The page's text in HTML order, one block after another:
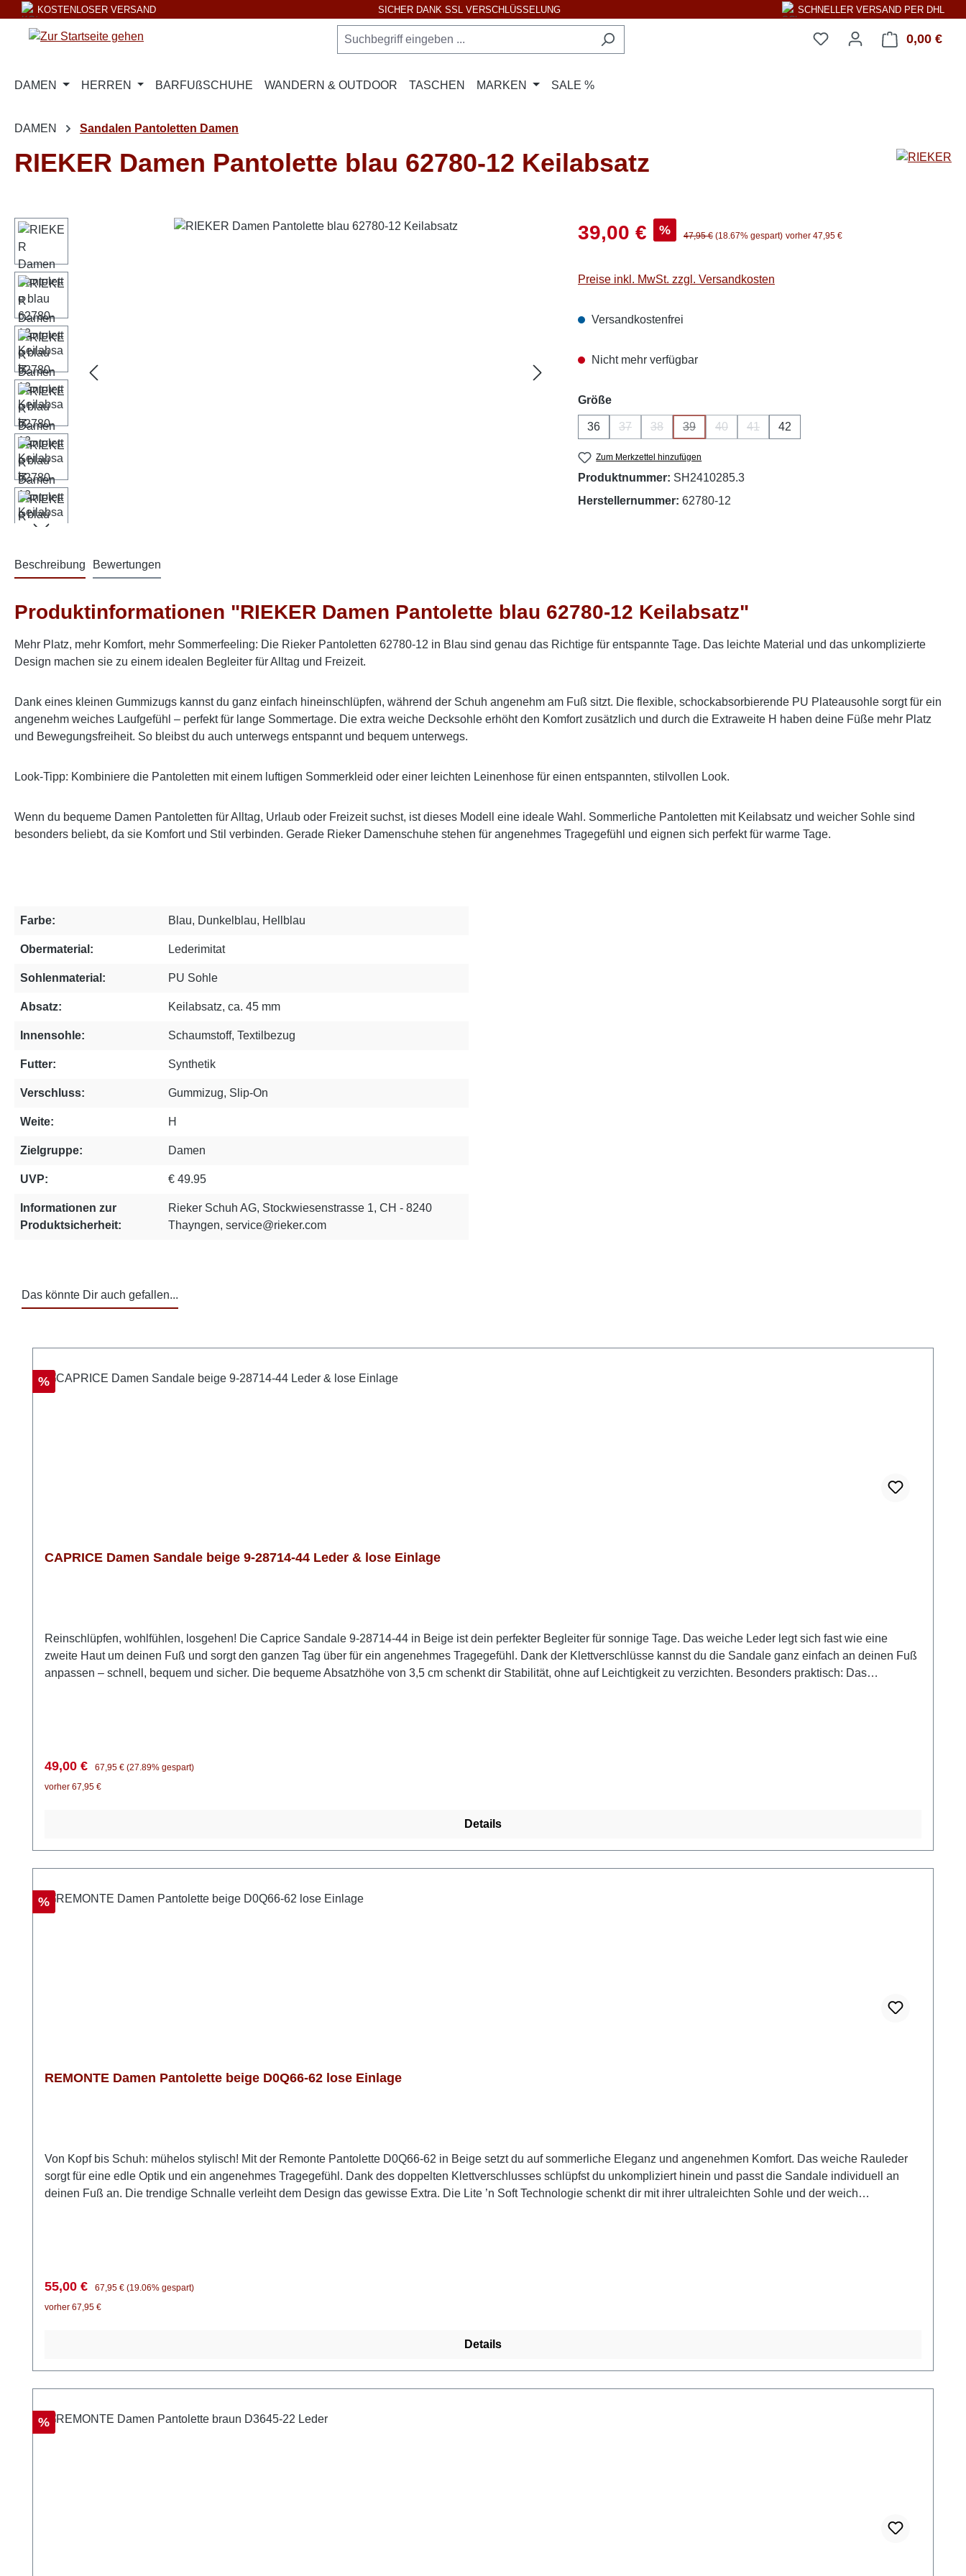
Hauptinhalt springen
Zur Suche springen
Zur Hauptnavigation springen
KOSTENLOSER VERSAND SICHER DANK SSL VERSCHLÜSSELUNG SCHNELLER VERSAND PER DHL
0,00 €
DAMEN HERREN BARFUßSCHUHE WANDERN & OUTDOOR TASCHEN MARKEN SALE %
DAMEN Sandalen Pantoletten Damen
RIEKER Damen Pantolette blau 62780-12 Keilabsatz
Bildergalerie überspringen Verkaufspreis:
39,00 € % Regulärer Preis:
47,95 € (18.67% gespart) vorher 47,95 €
Preise inkl. MwSt. zzgl. Versandkosten
Versandkostenfrei
Nicht mehr verfügbar
Größeauswählen
36 37
(Diese Option ist zurzeit nicht verfügbar.)
38
(Diese Option ist zurzeit nicht verfügbar.)
39
(Diese Option ist zurzeit nicht verfügbar.)
40 41 42
Zum Merkzettel hinzufügen
Produktnummer: SH2410285.3
Herstellernummer: 62780-12
Beschreibung Bewertungen
Produktinformationen "RIEKER Damen Pantolette blau 62780-12 Keilabsatz"
Mehr Platz, mehr Komfort, mehr Sommerfeeling: Die Rieker Pantoletten 62780-12 in Blau sind genau das Richtige für entspannte Tage. Das leichte Material und das unkomplizierte
Design machen sie zu einem idealen Begleiter für Alltag und Freizeit.
Dank eines kleinen Gummizugs kannst du ganz einfach hineinschlüpfen, während der Schuh angenehm am Fuß sitzt. Die flexible, schockabsorbierende PU Plateausohle sorgt für ein
angenehm weiches Laufgefühl – perfekt für lange Sommertage. Die extra weiche Decksohle erhöht den Komfort zusätzlich und durch die Extraweite H haben deine Füße mehr Platz
und Bewegungsfreiheit. So bleibst du auch unterwegs entspannt und bequem unterwegs.
Look-Tipp: Kombiniere die Pantoletten mit einem luftigen Sommerkleid oder einer leichten Leinenhose für einen entspannten, stilvollen Look.
Wenn du bequeme Damen Pantoletten für Alltag, Urlaub oder Freizeit suchst, ist dieses Modell eine ideale Wahl. Sommerliche Pantoletten mit Keilabsatz und weicher Sohle sind
besonders beliebt, da sie Komfort und Stil verbinden. Gerade Rieker Damenschuhe stehen für angenehmes Tragegefühl und eignen sich perfekt für warme Tage.
Farbe: Blau, Dunkelblau, Hellblau
Obermaterial: Lederimitat
Sohlenmaterial: PU Sohle
Absatz: Keilabsatz, ca. 45 mm
Innensohle: Schaumstoff, Textilbezug
Futter: Synthetik
Verschluss: Gummizug, Slip-On
Weite: H
Zielgruppe: Damen
UVP: € 49.95
Informationen zur
Produktsicherheit:
Rieker Schuh AG, Stockwiesenstrasse 1, CH - 8240
Thayngen, service@rieker.com
Das könnte Dir auch gefallen...
Rabatt
%
CAPRICE Damen Sandale beige 9-28714-44 Leder & lose Einlage
Reinschlüpfen, wohlfühlen, losgehen! Die Caprice Sandale 9-28714-44 in Beige ist dein perfekter Begleiter für sonnige Tage. Das weiche Leder legt sich fast wie eine
zweite Haut um deinen Fuß und sorgt den ganzen Tag über für ein angenehmes Tragegefühl. Dank der Klettverschlüsse kannst du die Sandale ganz einfach an deinen Fuß
anpassen – schnell, bequem und sicher. Die bequeme Absatzhöhe von 3,5 cm schenkt dir Stabilität, ohne auf Leichtigkeit zu verzichten. Besonders praktisch: Das
Verkaufspreis:
49,00 € Regulärer Preis:
67,95 € (27.89% gespart)
vorher 67,95 €
Details
Rabatt
%
REMONTE Damen Pantolette beige D0Q66-62 lose Einlage
Von Kopf bis Schuh: mühelos stylisch! Mit der Remonte Pantolette D0Q66-62 in Beige setzt du auf sommerliche Eleganz und angenehmen Komfort. Das weiche Rauleder
sorgt für eine edle Optik und ein angenehmes Tragegefühl. Dank des doppelten Klettverschlusses schlüpfst du unkompliziert hinein und passt die Sandale individuell an
deinen Fuß an. Die trendige Schnalle verleiht dem Design das gewisse Extra. Die Lite ’n Soft Technologie schenkt dir mit ihrer ultraleichten Sohle und der weich
Verkaufspreis:
55,00 € Regulärer Preis:
67,95 € (19.06% gespart)
vorher 67,95 €
Details
Rabatt
%